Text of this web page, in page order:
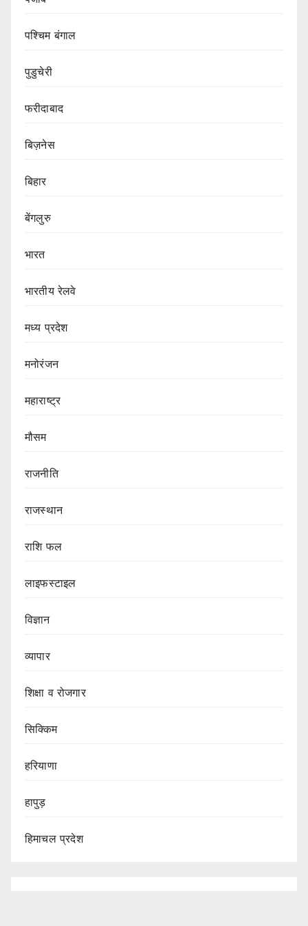
पश्चिम बंगाल
पुडुचेरी
फरीदाबाद
बिज़नेस
बिहार
बेंगलुरु
भारत
भारतीय रेलवे
मध्य प्रदेश
मनोरंजन
महाराष्ट्र
मौसम
राजनीति
राजस्थान
राशि फल
लाइफस्टाइल
विज्ञान
व्यापार
शिक्षा व रोजगार
सिक्किम
हरियाणा
हापुड़
हिमाचल प्रदेश